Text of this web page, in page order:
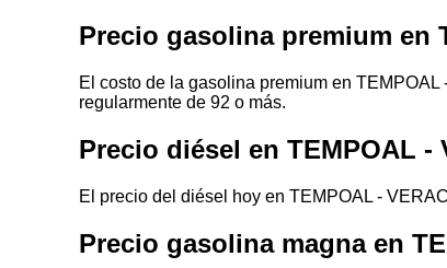
Precio gasolina premium en
El costo de la gasolina premium en
regularmente de 92 o más.
Precio diésel en TEMPOAL -
El precio del diésel hoy en TEMPOAL -
Precio gasolina magna en